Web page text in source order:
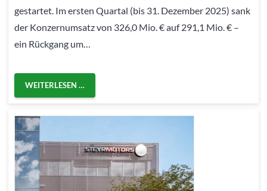
gestartet. Im ersten Quartal (bis 31. Dezember 2025) sank
der Konzernumsatz von 326,0 Mio. € auf 291,1 Mio. € –
ein Rückgang um…
WEITERLESEN …